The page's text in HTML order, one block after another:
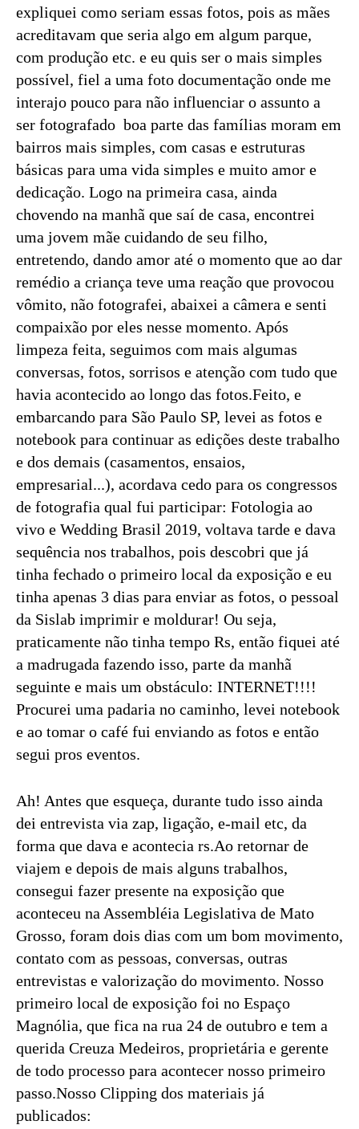
expliquei como seriam essas fotos, pois as mães
acreditavam que seria algo em algum parque,
com produção etc. e eu quis ser o mais simples
possível, fiel a uma foto documentação onde me
interajo pouco para não influenciar o assunto a
ser fotografado boa parte das famílias moram em
bairros mais simples, com casas e estruturas
básicas para uma vida simples e muito amor e
dedicação. Logo na primeira casa, ainda
chovendo na manhã que saí de casa, encontrei
uma jovem mãe cuidando de seu filho,
entretendo, dando amor até o momento que ao dar
remédio a criança teve uma reação que provocou
vômito, não fotografei, abaixei a câmera e senti
compaixão por eles nesse momento. Após
limpeza feita, seguimos com mais algumas
conversas, fotos, sorrisos e atenção com tudo que
havia acontecido ao longo das fotos.Feito, e
embarcando para São Paulo SP, levei as fotos e
notebook para continuar as edições deste trabalho
e dos demais (casamentos, ensaios,
empresarial...), acordava cedo para os congressos
de fotografia qual fui participar: Fotologia ao
vivo e Wedding Brasil 2019, voltava tarde e dava
sequência nos trabalhos, pois descobri que já
tinha fechado o primeiro local da exposição e eu
tinha apenas 3 dias para enviar as fotos, o pessoal
da Sislab imprimir e moldurar! Ou seja,
praticamente não tinha tempo Rs, então fiquei até
a madrugada fazendo isso, parte da manhã
seguinte e mais um obstáculo: INTERNET!!!!
Procurei uma padaria no caminho, levei notebook
e ao tomar o café fui enviando as fotos e então
segui pros eventos.
Ah! Antes que esqueça, durante tudo isso ainda
dei entrevista via zap, ligação, e-mail etc, da
forma que dava e acontecia rs.Ao retornar de
viajem e depois de mais alguns trabalhos,
consegui fazer presente na exposição que
aconteceu na Assembléia Legislativa de Mato
Grosso, foram dois dias com um bom movimento,
contato com as pessoas, conversas, outras
entrevistas e valorização do movimento. Nosso
primeiro local de exposição foi no Espaço
Magnólia, que fica na rua 24 de outubro e tem a
querida Creuza Medeiros, proprietária e gerente
de todo processo para acontecer nosso primeiro
passo.Nosso Clipping dos materiais já
publicados: